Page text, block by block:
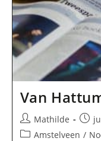
Van
Bericht
auteur:
Mathilde
Berichtcategorie:
Amstelveen /